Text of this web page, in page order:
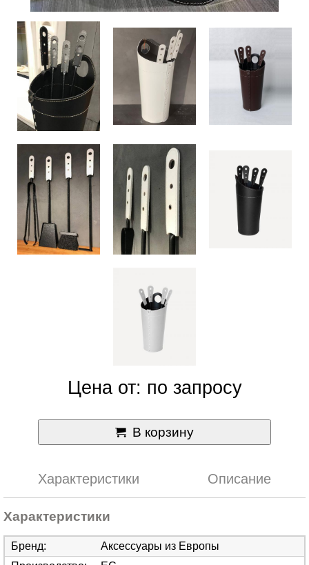
Цена от: по запросу
В корзину
Характеристики Описание
Характеристики
Бренд:
Аксессуары из Европы